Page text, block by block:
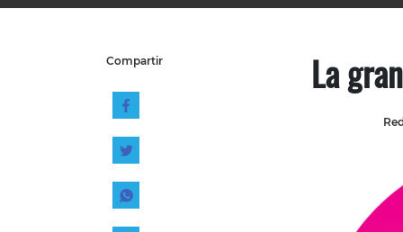
Almacenes e
Logística y
Transporte
Compartir La